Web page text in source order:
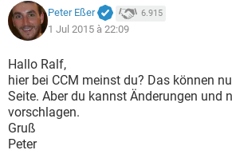
Peter Eßer 6.915
1 Jul 2015 à 22:09
Hallo Ralf,
hier bei CCM meinst du? Das können
Seite. Aber du kannst Änderungen und
vorschlagen.
Gruß
Peter